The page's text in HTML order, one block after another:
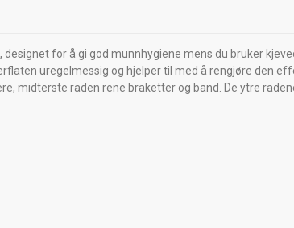
designet for å gi god munnhygiene mens du bruker
uregelmessig og hjelper til med å rengjøre den
midterste raden rene braketter og band. De ytre